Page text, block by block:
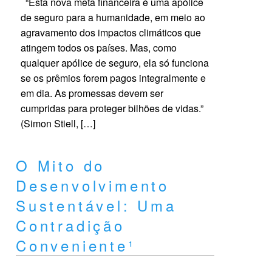
de seguro para a humanidade, em meio ao
agravamento dos impactos climáticos que
atingem todos os países. Mas, como
qualquer apólice de seguro, ela só funciona
se os prêmios forem pagos integralmente e
em dia. As promessas devem ser
cumpridas para proteger bilhões de vidas.”
(Simon Stiell, […]
O Mito do
Desenvolvimento
Sustentável: Uma
Contradição
Conveniente¹